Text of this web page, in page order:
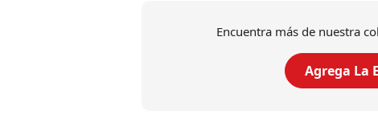
Encuentra más de nuestra
Agrega La